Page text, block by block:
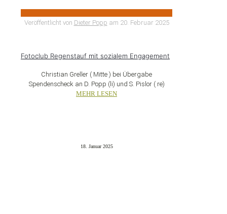
Veröffentlicht von Dieter Popp am 20. Februar 2025
Fotoclub Regenstauf mit sozialem Engagement
Christian Greller ( Mitte ) bei Übergabe
Spendenscheck an D. Popp (li) und S. Pislor ( re)
MEHR LESEN
18. Januar 2025